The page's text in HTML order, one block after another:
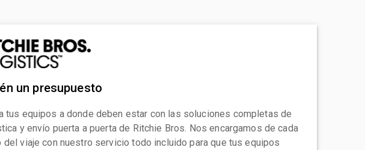
un presupuesto
tus equipos a donde deben estar con las soluciones completas de
y envío puerta a puerta de Ritchie Bros. Nos encargamos de cada
del viaje con nuestro servicio todo incluido para que tus equipos